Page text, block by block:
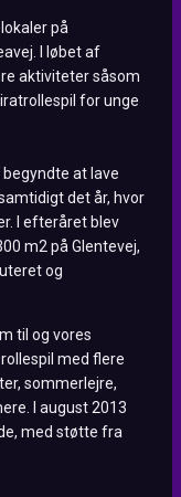
på
I løbet af
aktiviteter såsom
for unge
at lave
det år, hvor
I efteråret blev
m2 på Glentevej,
og
til og vores
med flere
sommerlejre,
I august 2013
med støtte fra